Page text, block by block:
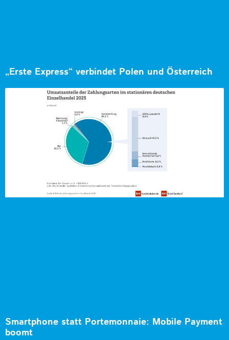
„Erste Express“ verbindet Polen und Österreich
Smartphone statt Portemonnaie: Mobile Payment
boomt